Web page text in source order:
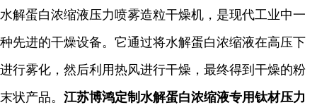
水解蛋白浓缩液压力喷雾造粒干燥机，是现代工业中一
种先进的干燥设备。它通过将水解蛋白浓缩液在高压下
进行雾化，然后利用热风进行干燥，最终得到干燥的粉
末状产品。 江苏博鸿定制水解蛋白浓缩液专用钛材压力